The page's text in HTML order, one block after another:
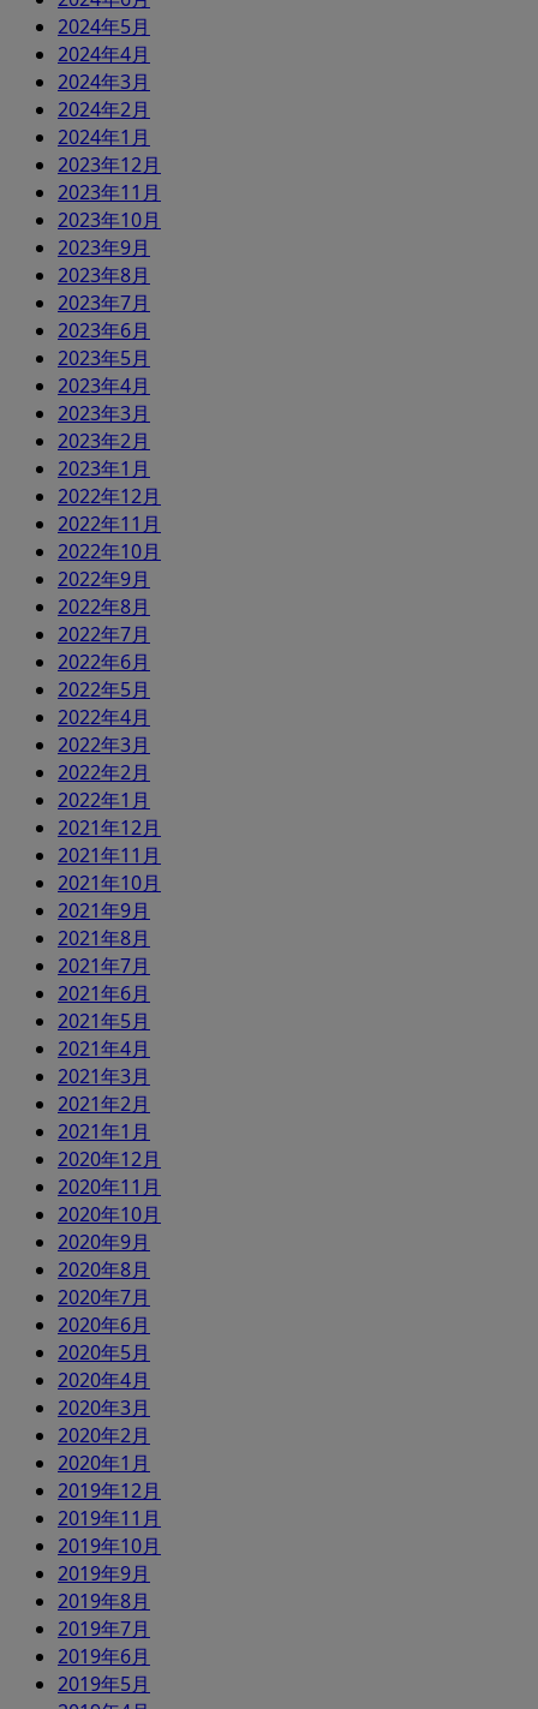
2024年5月
2024年4月
2024年3月
2024年2月
2024年1月
2023年12月
2023年11月
2023年10月
2023年9月
2023年8月
2023年7月
2023年6月
2023年5月
2023年4月
2023年3月
2023年2月
2023年1月
2022年12月
2022年11月
2022年10月
2022年9月
2022年8月
2022年7月
2022年6月
2022年5月
2022年4月
2022年3月
2022年2月
2022年1月
2021年12月
2021年11月
2021年10月
2021年9月
2021年8月
2021年7月
2021年6月
2021年5月
2021年4月
2021年3月
2021年2月
2021年1月
2020年12月
2020年11月
2020年10月
2020年9月
2020年8月
2020年7月
2020年6月
2020年5月
2020年4月
2020年3月
2020年2月
2020年1月
2019年12月
2019年11月
2019年10月
2019年9月
2019年8月
2019年7月
2019年6月
2019年5月